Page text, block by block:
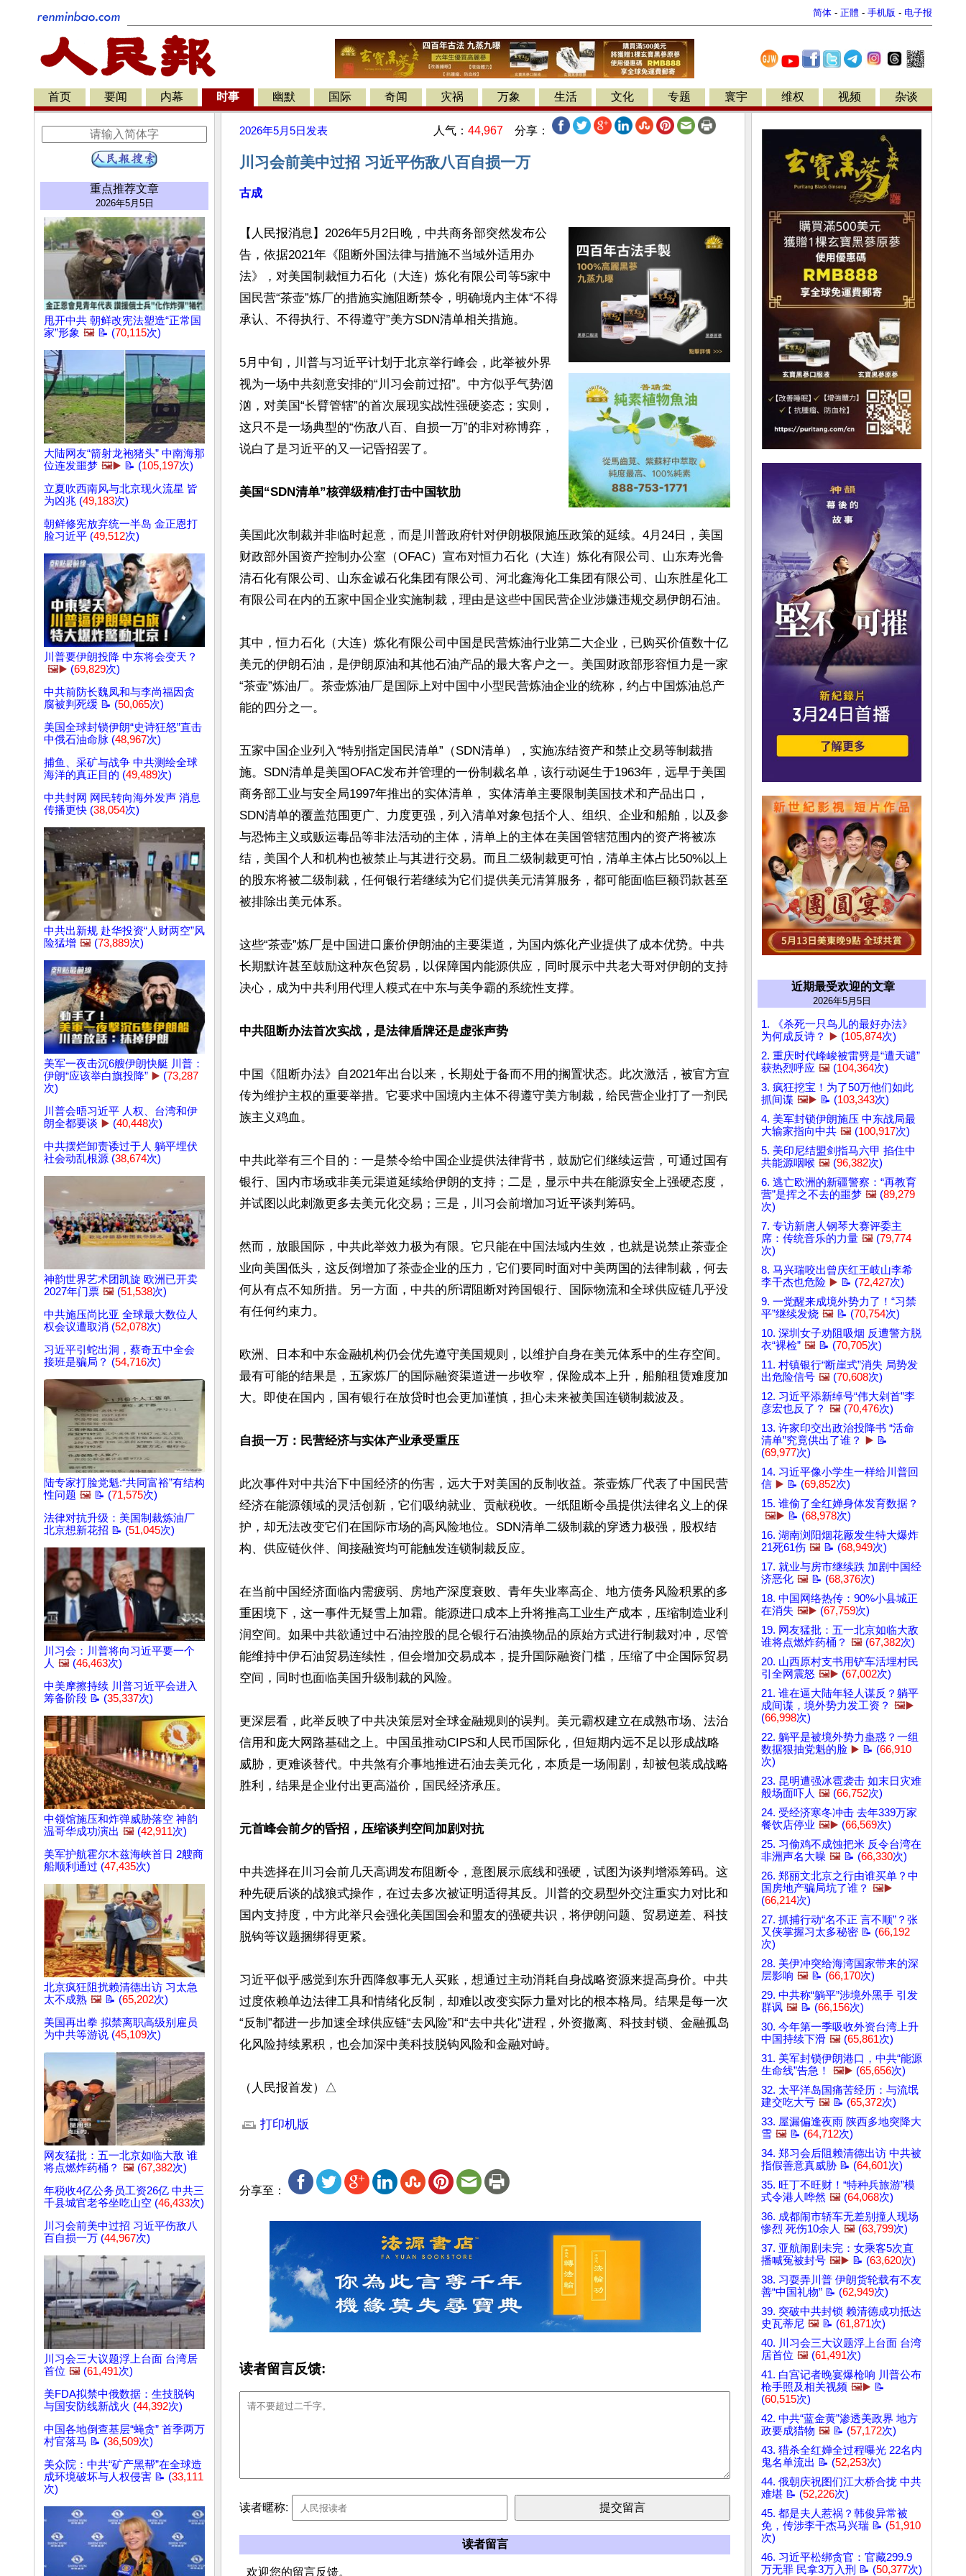
简体 - 正體 - 手机版 - 电子报
首页 要闻 内幕 时事 幽默 国际 奇闻 灾祸 万象 生活 文化 专题 寰宇 维权 视频 杂谈
重点推荐文章
2026年5月5日
甩开中共 朝鲜改宪法塑造“正常国
家”形象 🖼️ 📝 (70,115次)
大陆网友“箭射龙袍猪头” 中南海那
位连发噩梦 🖼️▶️ 📝 (105,197次)
立夏吹西南风与北京现火流星 皆
为凶兆 (49,183次)
朝鲜修宪放弃统一半岛 金正恩打
脸习近平 (49,512次)
川普要伊朗投降 中东将会变天？
🖼️▶️ (69,829次)
中共前防长魏凤和与李尚福因贪
腐被判死缓 📝 (50,065次)
美国全球封锁伊朗“史诗狂怒”直击
中俄石油命脉 (48,967次)
捕鱼、采矿与战争 中共测绘全球
海洋的真正目的 (49,489次)
中共封网 网民转向海外发声 消息
传播更快 (38,054次)
中共出新规 赴华投资“人财两空”风
险猛增 🖼️ (73,889次)
美军一夜击沉6艘伊朗快艇 川普：
伊朗“应该举白旗投降” ▶️ (73,287
次)
川普会晤习近平 人权、台湾和伊
朗全都要谈 ▶️ (40,448次)
中共摆烂卸责诿过于人 躺平埋伏
社会动乱根源 (38,674次)
神韵世界艺术团凯旋 欧洲已开卖
2027年门票 🖼️ (51,538次)
中共施压尚比亚 全球最大数位人
权会议遭取消 (52,078次)
习近平引蛇出洞，蔡奇五中全会
接班是骗局？ (54,716次)
陆专家打脸党魁:“共同富裕”有结构
性问题 🖼️ 📝 (71,575次)
法律对抗升级：美国制裁炼油厂
北京想新花招 📝 (51,045次)
川习会：川普将向习近平要一个
人 🖼️ (46,463次)
中美摩擦持续 川普习近平会进入
筹备阶段 📝 (35,337次)
中领馆施压和炸弹威胁落空 神韵
温哥华成功演出 🖼️ (42,911次)
美军护航霍尔木兹海峡首日 2艘商
船顺利通过 (47,435次)
北京疯狂阻扰赖清德出访 习太急
太不成熟 🖼️ 📝 (65,202次)
美国再出拳 拟禁离职高级别雇员
为中共等游说 (45,109次)
网友猛批：五一北京如临大敌 谁
将点燃炸药桶？ 🖼️ (67,382次)
年税收4亿公务员工资26亿 中共三
千县城官老爷坐吃山空 (46,433次)
川习会前美中过招 习近平伤敌八
百自损一万 (44,967次)
川习会三大议题浮上台面 台湾居
首位 🖼️ (61,491次)
美FDA拟禁中俄数据：生技脱钩
与国安防线新战火 (44,392次)
中国各地倒查基层“蝇贪” 首季两万
村官落马 📝 (36,509次)
美众院：中共“矿产黑帮”在全球造
成环境破坏与人权侵害 📝 (33,111
次)
2026年5月5日 发表 人气： 44,967 分享：
川习会前美中过招 习近平伤敌八百自损一万
古成
【人民报消息】2026年5月2日晚，中共商务部突然发布公
告，依据2021年《阻断外国法律与措施不当域外适用办
法》，对美国制裁恒力石化（大连）炼化有限公司等5家中
国民营“茶壶”炼厂的措施实施阻断禁令，明确境内主体“不得
承认、不得执行、不得遵守”美方SDN清单相关措施。
5月中旬，川普与习近平计划于北京举行峰会，此举被外界
视为一场中共刻意安排的“川习会前过招”。中方似乎气势汹
汹，对美国“长臂管辖”的首次展现实战性强硬姿态；实则，
这只不是一场典型的“伤敌八百、自损一万”的非对称博弈，
说白了是习近平的又一记昏招罢了。
美国“SDN清单”核弹级精准打击中国软肋
美国此次制裁并非临时起意，而是川普政府针对伊朗极限施压政策的延续。4月24日，美国
财政部外国资产控制办公室（OFAC）宣布对恒力石化（大连）炼化有限公司、山东寿光鲁
清石化有限公司、山东金诚石化集团有限公司、河北鑫海化工集团有限公司、山东胜星化工
有限公司在内的五家中国企业实施制裁，理由是这些中国民营企业涉嫌违规交易伊朗石油。
其中，恒力石化（大连）炼化有限公司中国是民营炼油行业第二大企业，已购买价值数十亿
美元的伊朗石油，是伊朗原油和其他石油产品的最大客户之一。美国财政部形容恒力是一家
“茶壶”炼油厂。茶壶炼油厂是国际上对中国中小型民营炼油企业的统称，约占中国炼油总产
能的四分之一。
五家中国企业列入“特别指定国民清单”（SDN清单），实施冻结资产和禁止交易等制裁措
施。SDN清单是美国OFAC发布并管理的一份制裁名单，该行动诞生于1963年，远早于美国
商务部工业与安全局1997年推出的实体清单， 实体清单主要限制美国技术和产品出口，
SDN清单的覆盖范围更广、力度更强，列入清单对象包括个人、组织、企业和船舶，以及参
与恐怖主义或贩运毒品等非法活动的主体，清单上的主体在美国管辖范围内的资产将被冻
结，美国个人和机构也被禁止与其进行交易。而且二级制裁更可怕，清单主体占比50%以上
的股东将被二级制裁，任何银行若继续为它们提供美元清算服务，都可能面临巨额罚款甚至
被排除出美元体系。
这些“茶壶”炼厂是中国进口廉价伊朗油的主要渠道，为国内炼化产业提供了成本优势。中共
长期默许甚至鼓励这种灰色贸易，以保障国内能源供应，同时展示中共老大哥对伊朗的支持
决心，成为中共利用代理人糢式在中东与美争霸的系统性支撑。
中共阻断办法首次实战，是法律盾牌还是虚张声势
中国《阻断办法》自2021年出台以来，长期处于备而不用的搁置状态。此次激活，被官方宣
传为维护主权的重要举措。它要求中国境内主体不得遵守美方制裁，给民营企业打了一剂民
族主义鸡血。
中共此举有三个目的：一是禁令给中国企业提供法律背书，鼓励它们继续运营，可通过国有
银行、国内市场或非美元渠道延续给伊朗的支持；二是，显示中共在能源安全上强硬态度，
并试图以此刺激更多去美元化交易；三是，川习会前增加习近平谈判筹码。
然而，放眼国际，中共此举效力极为有限。它只能在中国法域内生效，也就是说禁止茶壶企
业向美国低头，这反倒增加了茶壶企业的压力，它们要同时面对中美两国的法律制裁，何去
何从有点不知所措。另一方面，中共的所谓阻断对跨国银行、国际物流和全球供应链几乎没
有任何约束力。
欧洲、日本和中东金融机构仍会优先遵守美国规则，以维护自身在美元体系中的生存空间。
最有可能的结果是，五家炼厂的国际融资渠道进一步收窄，保险成本上升，船舶租赁难度加
大。即使在国内，国有银行在放贷时也会更加谨慎，担心未来被美国连锁制裁波及。
自损一万：民营经济与实体产业承受重压
此次事件对中共治下中国经济的伤害，远大于对美国的反制收益。茶壶炼厂代表了中国民营
经济在能源领域的灵活创新，它们吸纳就业、贡献税收。一纸阻断令虽提供法律名义上的保
护，却无法改变它们在国际市场的高风险地位。SDN清单二级制裁的穿透力极强，股权结
构、供应链伙伴、间接融资均可能触发连锁制裁反应。
在当前中国经济面临内需疲弱、房地产深度衰败、青年失业率高企、地方债务风险积累的多
重困境下，这一事件无疑雪上加霜。能源进口成本上升将推高工业生产成本，压缩制造业利
润空间。如果中共欲通过中石油控股的昆仑银行石油换物品的原始方式进行制裁对冲，尽管
能维持中伊石油贸易连续性，但会增加交易成本，提升国际融资门槛，压缩了中企国际贸易
空间，同时也面临美国升级制裁的风险。
更深层看，此举反映了中共决策层对全球金融规则的误判。美元霸权建立在成熟市场、法治
信用和庞大网路基础之上。中国虽推动CIPS和人民币国际化，但短期内远不足以形成战略
威胁，更难谈替代。中共煞有介事地推进石油去美元化，本质是一场闹剧，却被包装成战略
胜利，结果是企业付出更高溢价，国民经济承压。
元首峰会前夕的昏招，压缩谈判空间加剧对抗
中共选择在川习会前几天高调发布阻断令，意图展示底线和强硬，试图为谈判增添筹码。这
种先硬后谈的战狼式操作，在过去多次被证明适得其反。川普的交易型外交注重实力对比和
国内支持度，中方此举只会强化美国国会和盟友的强硬共识，将伊朗问题、贸易逆差、科技
脱钩等议题捆绑得更紧。
习近平似乎感觉到东升西降叙事无人买账，想通过主动消耗自身战略资源来提高身价。中共
过度依赖单边法律工具和情绪化反制，却难以改变实际力量对比的根本格局。结果是每一次
“反制”都进一步加速全球供应链“去风险”和“去中共化”进程，外资撤离、科技封锁、金融孤岛
化风险持续累积，也会加深中美科技脱钩风险和金融对峙。
（人民报首发）△
打印机版
分享至：
读者留言反馈:
读者暱称:
读者留言
欢迎您的留言反馈。
近期最受欢迎的文章
2026年5月5日
1. 《杀死一只鸟儿的最好办法》
为何成反诗？
▶️ (105,874次)
2. 重庆时代峰峻被雷劈是“遭天谴”
获热烈呼应 🖼️ (104,364次)
3. 疯狂挖宝！为了50万他们如此
抓间谍 🖼️▶️ 📝 (103,343次)
4. 美军封锁伊朗施压 中东战局最
大输家指向中共 🖼️ (100,917次)
5. 美印尼结盟剑指马六甲 掐住中
共能源咽喉 🖼️ (96,382次)
6. 逃亡欧洲的新疆警察：“再教育
营”是挥之不去的噩梦 🖼️ (89,279
次)
7. 专访新唐人钢琴大赛评委主
席：传统音乐的力量 🖼️ (79,774
次)
8. 马兴瑞咬出曾庆红王岐山李希
李干杰也危险 ▶️ 📝 (72,427次)
9. 一觉醒来成境外势力了！“习禁
平”继续发烧 🖼️ 📝 (70,754次)
10. 深圳女子劝阻吸烟 反遭警方脱
衣“裸检” 🖼️ 📝 (70,705次)
11. 村镇银行“断崖式”消失 局势发
出危险信号 🖼️ (70,608次)
12. 习近平添新绰号“伟大剁首”李
彦宏也反了？ 🖼️ (70,476次)
13. 许家印交出政治投降书 “活命
清单”究竟供出了谁？
▶️ 📝
(69,977次)
14. 习近平像小学生一样给川普回
信 ▶️ 📝 (69,852次)
15. 谁偷了全红婵身体发育数据？
🖼️▶️ 📝 (68,978次)
16. 湖南浏阳烟花厰发生特大爆炸
21死61伤 🖼️ 📝 (68,949次)
17. 就业与房市继续跌 加剧中国经
济恶化 🖼️ 📝 (68,376次)
18. 中国网络热传：90%小县城正
在消失 🖼️▶️ (67,759次)
19. 网友猛批：五一北京如临大敌
谁将点燃炸药桶？ 🖼️ (67,382次)
20. 山西原村支书用铲车活埋村民
引全网震怒 🖼️▶️ (67,002次)
21. 谁在逼大陆年轻人谋反？躺平
成间谍，境外势力发工资？ 🖼️▶️
(66,998次)
22. 躺平是被境外势力蛊惑？一组
数据狠抽党魁的脸 ▶️ 📝 (66,910
次)
23. 昆明遭强冰雹袭击 如末日灾难
般场面吓人 🖼️ (66,752次)
24. 受经济寒冬冲击 去年339万家
餐饮店停业 🖼️▶️ (66,569次)
25. 习偷鸡不成蚀把米 反令台湾在
非洲声名大噪 🖼️ 📝 (66,330次)
26. 郑丽文北京之行由谁买单？中
国房地产骗局坑了谁？ 🖼️▶️
(66,214次)
27. 抓捕行动“名不正 言不顺”？张
又侠掌握习太多秘密 📝 (66,192
次)
28. 美伊冲突给海湾国家带来的深
层影响 🖼️ 📝 (66,170次)
29. 中共称“躺平”涉境外黑手 引发
群讽 🖼️ 📝 (66,156次)
30. 今年第一季吸收外资台湾上升
中国持续下滑 🖼️ (65,861次)
31. 美军封锁伊朗港口，中共“能源
生命线”告急！
🖼️▶️ (65,656次)
32. 太平洋岛国痛苦经历：与流氓
建交吃大亏 🖼️ 📝 (65,372次)
33. 屋漏偏逢夜雨 陕西多地突降大
雪 🖼️ 📝 (64,712次)
34. 郑习会后阻赖清德出访 中共被
指假善意真威胁 📝 (64,601次)
35. 旺丁不旺财！“特种兵旅游”模
式令港人哗然 🖼️ (64,068次)
36. 成都闹市轿车无差别撞人现场
惨烈 死伤10余人 🖼️ (63,799次)
37. 亚航闹剧未完：女乘客5次直
播喊冤被封号 🖼️▶️ 📝 (63,620次)
38. 习耍弄川普 伊朗货轮载有不友
善“中国礼物” 📝 (62,949次)
39. 突破中共封锁 赖清德成功抵达
史瓦蒂尼 🖼️ 📝 (61,871次)
40. 川习会三大议题浮上台面 台湾
居首位 🖼️ (61,491次)
41. 白宫记者晚宴爆枪响 川普公布
枪手照及相关视频 🖼️▶️ 📝
(60,515次)
42. 中共“蓝金黄”渗透美政界 地方
政要成猎物 🖼️ 📝 (57,172次)
43. 猎杀全红婵全过程曝光 22名内
鬼名单流出 📝 (52,253次)
44. 俄朝庆祝图们江大桥合拢 中共
难堪 📝 (52,226次)
45. 都是夫人惹祸？韩俊异常被
免，传涉李干杰马兴瑞 📝 (51,910
次)
46. 习近平松绑贪官：官藏299.9
万无罪 民拿3万入刑 📝 (50,377次)